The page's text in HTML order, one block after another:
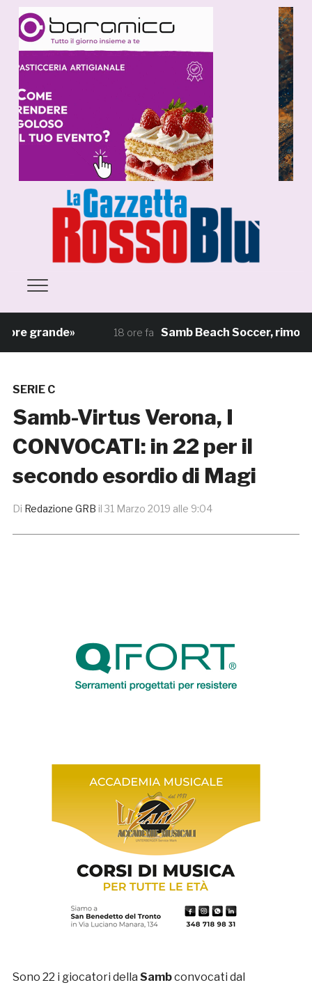
grande» 18 ore fa Samb Beach Soccer, rimonta
SERIE C
Samb-Virtus Verona, I
CONVOCATI: in 22 per il
secondo esordio di Magi
Di Redazione GRB il 31 Marzo 2019 alle 9:04
Sono 22 i giocatori della Sambconvocati dal